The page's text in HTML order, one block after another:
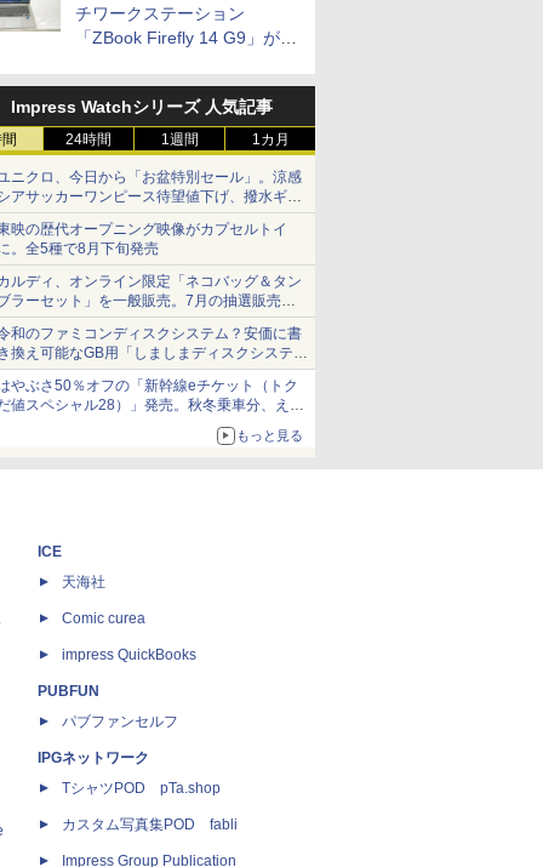
チワークステーション
「ZBook Firefly 14 G9」が
セール
Impress Watchシリーズ 人気記事
24時間 1週間 1カ月
ニクロ、今日から「お盆特別セール」。涼感
アサッカーワンピース待望値下げ、撥水ギア
ョーツは1990円に
映の歴代オープニング映像がカプセルトイ
。全5種で8月下旬発売
ルディ、オンライン限定「ネコバッグ＆タン
ラーセット」を一般販売。7月の抽選販売の
選無効分
和のファミコンディスクシステム？安価に書
換え可能なGB用「しましまディスクシステ
」
やぶさ50％オフの「新幹線eチケット（トク
値スペシャル28）」発売。秋冬乗車分、えき
もっと見る
ICE
天海社
Comic curea
impress QuickBooks
PUBFUN
パブファンセルフ
IPGネットワーク
TシャツPOD pTa.shop
カスタム写真集POD fabli
Impress Group Publication